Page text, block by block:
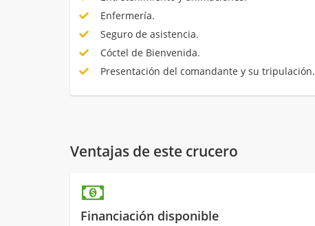
Enfermería.
Seguro de asistencia.
Cóctel de Bienvenida.
Presentación del comandante y su tripulación.
Ventajas de este crucero
Financiación disponible